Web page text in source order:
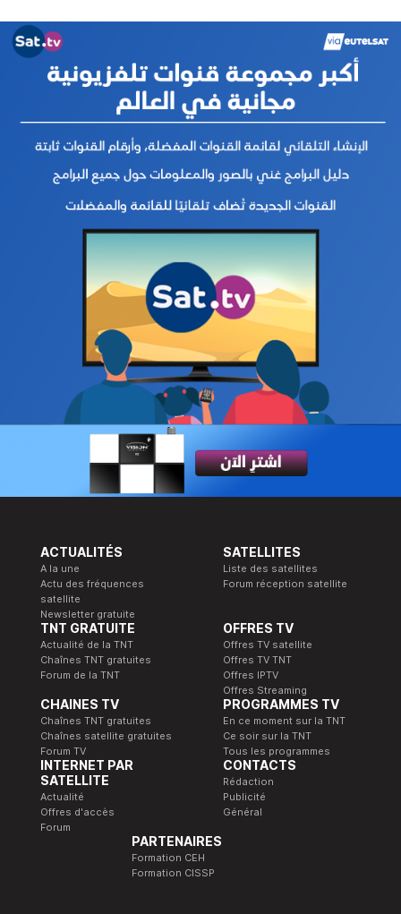
ACTUALITÉS
A la une
Actu des fréquences
satellite
Newsletter gratuite
SATELLITES
Liste des satellites
Forum réception satellite
TNT GRATUITE
Actualité de la TNT
Chaînes TNT gratuites
Forum de la TNT
OFFRES TV
Offres TV satellite
Offres TV TNT
Offres IPTV
Offres Streaming
CHAINES TV
Chaînes TNT gratuites
Chaînes satellite gratuites
Forum TV
PROGRAMMES TV
En ce moment sur la TNT
Ce soir sur la TNT
Tous les programmes
INTERNET PAR
SATELLITE
Actualité
Offres d'accès
Forum
CONTACTS
Rédaction
Publicité
Général
PARTENAIRES
Formation CEH
Formation CISSP